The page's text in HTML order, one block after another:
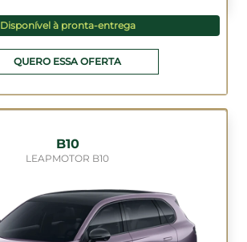
Disponível à pronta-entrega
QUERO ESSA OFERTA
B10
LEAPMOTOR B10